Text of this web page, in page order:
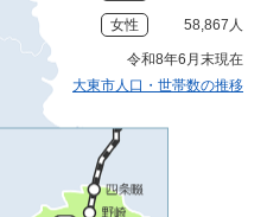
女性 58,867人
令和8年6月末現在
大東市人口・世帯数の推移